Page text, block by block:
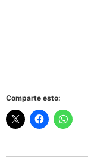
Comparte esto: